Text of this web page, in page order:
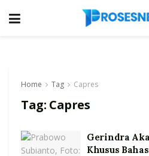
Home Tag Capres
Tag: Capres
Gerindra
Khusus